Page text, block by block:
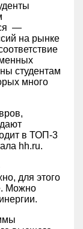
—
на рынке
студентам
много
в ТОП-3
hh.ru.
для этого
Можно